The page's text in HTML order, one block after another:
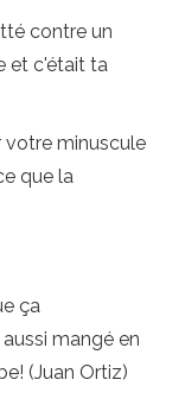
contre un
et c'était ta
votre minuscule
que la
ça
mangé en
(Juan Ortiz)